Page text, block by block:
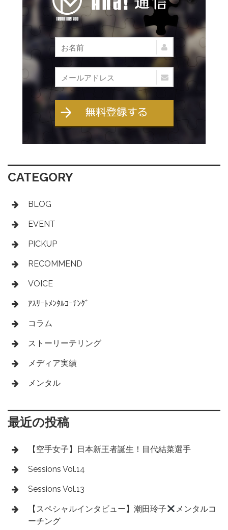
CATEGORY
BLOG
EVENT
PICKUP
RECOMMEND
VOICE
ｱｽﾘｰﾄﾒﾝﾀﾙｺｰﾁﾝｸﾞ
コラム
ストーリーテリング
メディア実績
メンタル
最近の投稿
【空手女子】日本新王者誕生！目代結菜選手
Sessions Vol.14
Sessions Vol.13
【スペシャルインタビュー】潮田玲子
メンタルコ
ーチング